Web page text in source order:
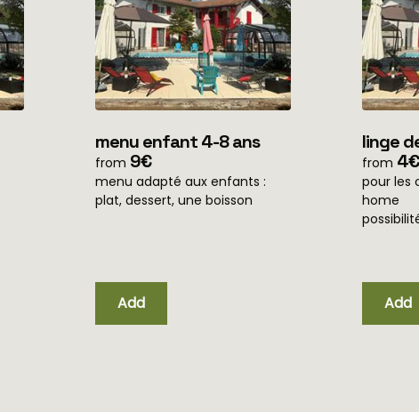
menu enfant 4-8 ans
from 9€
menu adapté aux enfants :
plat, dessert, une boisson
Add
linge
home)
from 4€
pour les
home
Add